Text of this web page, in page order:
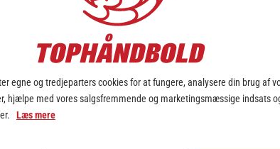
egne og tredjeparters cookies for at fungere, analysere din brug af
hjælpe med vores salgsfremmende og marketingsmæssige indsats
Læs mere